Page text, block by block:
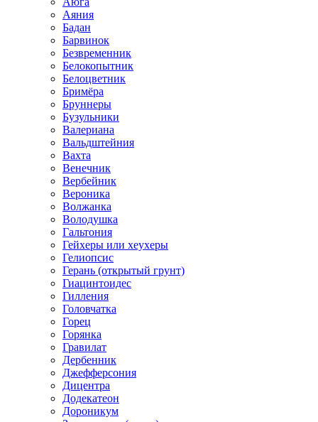
Аяния
Бадан
Барвинок
Безвременник
Белокопытник
Белоцветник
Бримёра
Бруннеры
Бузульники
Валериана
Вальдштейния
Вахта
Венечник
Вербейник
Вероника
Волжанка
Володушка
Гальтония
Гейхеры или хеухеры
Гелиопсис
Герань (открытый грунт)
Гиацинтоидес
Гилления
Головчатка
Горец
Горянка
Гравилат
Дербенник
Джефферсония
Дицентра
Додекатеон
Дороникум